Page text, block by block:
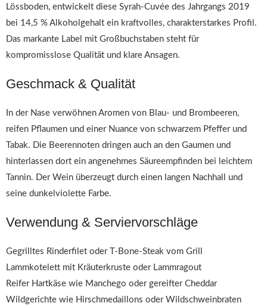
Lössboden, entwickelt diese Syrah-Cuvée des Jahrgangs 2019
bei 14,5 % Alkoholgehalt ein kraftvolles, charakterstarkes Profil.
Das markante Label mit Großbuchstaben steht für
kompromisslose Qualität und klare Ansagen.
Geschmack & Qualität
In der Nase verwöhnen Aromen von Blau- und Brombeeren,
reifen Pflaumen und einer Nuance von schwarzem Pfeffer und
Tabak. Die Beerennoten dringen auch an den Gaumen und
hinterlassen dort ein angenehmes Säureempfinden bei leichtem
Tannin. Der Wein überzeugt durch einen langen Nachhall und
seine dunkelviolette Farbe.
Verwendung & Serviervorschläge
Gegrilltes Rinderfilet oder T-Bone-Steak vom Grill
Lammkotelett mit Kräuterkruste oder Lammragout
Reifer Hartkäse wie Manchego oder gereifter Cheddar
Wildgerichte wie Hirschmedaillons oder Wildschweinbraten